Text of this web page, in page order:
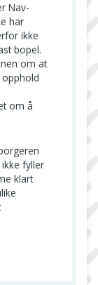
Nav-
har
ikke
bopel.
om at
om å
fyller
klart